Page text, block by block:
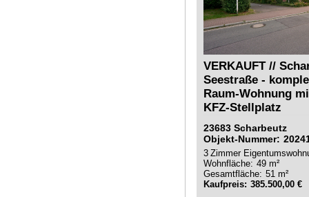
VERKAUFT //
Seestraße -
Raum-Wohnung
KFZ-Stellplatz
23683 Scharbeutz
Objekt-Nummer
Zimmer
3
Wohnfläche 49 m²
Gesamtfläche 51 m²
Kaufpreis 385.500,00 €